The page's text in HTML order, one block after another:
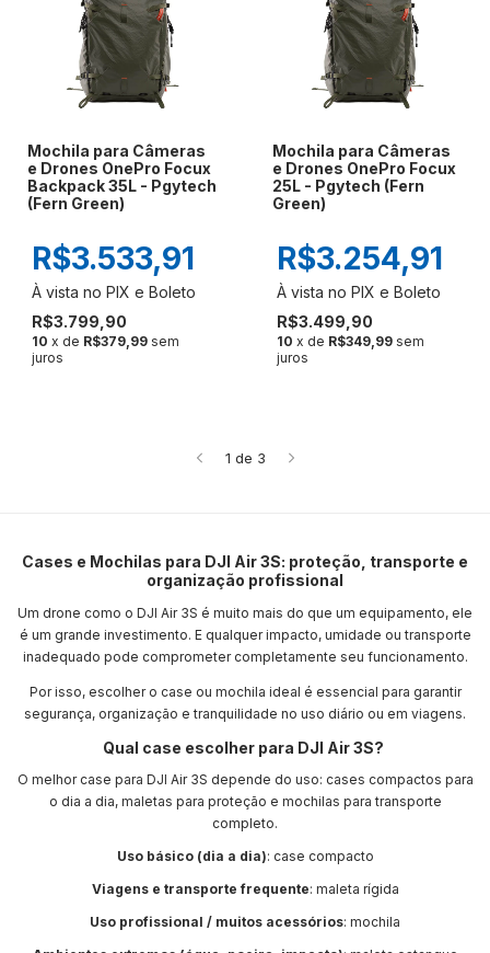
Mochila para Câmeras
e Drones OnePro Focux
Backpack 35L - Pgytech
(Fern Green)
R$3.799,90
R$3.533,91
10 x de R$379,99 sem
juros
Mochila para Câmeras
e Drones OnePro Focux
25L - Pgytech (Fern
Green)
R$3.499,90
R$3.254,91
10 x de R$349,99 sem
juros
1 de 3
Cases e Mochilas para DJI Air 3S: proteção, transporte e
organização profissional
Um drone como o DJI Air 3S é muito mais do que um equipamento, ele
é um grande investimento. E qualquer impacto, umidade ou transporte
inadequado pode comprometer completamente seu funcionamento.
Por isso, escolher o case ou mochila ideal é essencial para garantir
segurança, organização e tranquilidade no uso diário ou em viagens.
Qual case escolher para DJI Air 3S?
O melhor case para DJI Air 3S depende do uso: cases compactos para
o dia a dia, maletas para proteção e mochilas para transporte
completo.
Uso básico (dia a dia): case compacto
Viagens e transporte frequente: maleta rígida
Uso profissional / muitos acessórios: mochila